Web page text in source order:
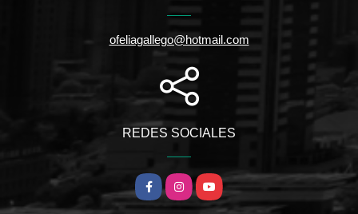
ofeliagallego@hotmail.com
REDES SOCIALES
FacebookInstagramYouTube